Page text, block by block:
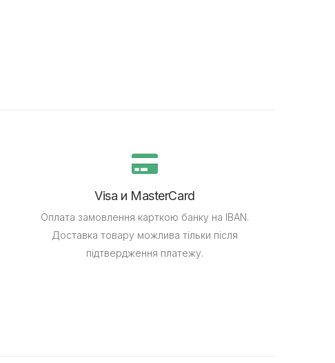
Visa и MasterCard
Оплата замовлення карткою банку на IBAN.
Доставка товару можлива тільки після
підтвердження платежу.